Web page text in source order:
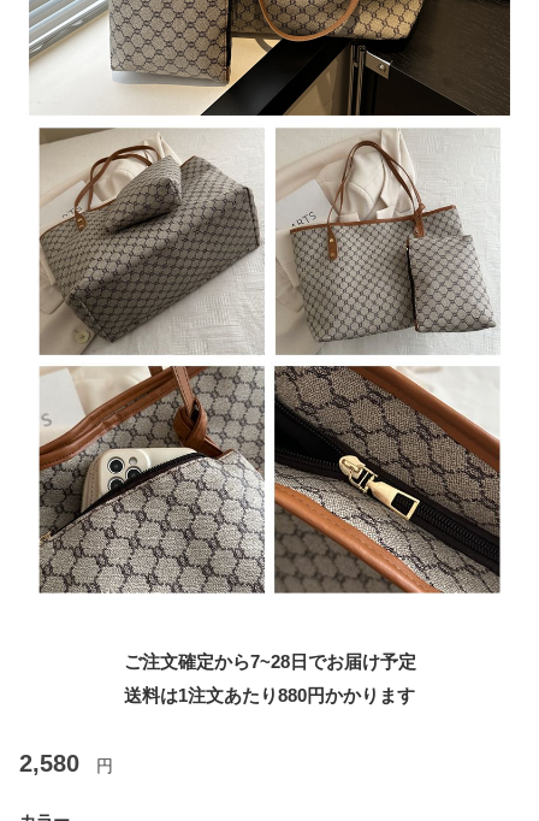
ご注文確定から7~28日でお届け予定
送料は1注文あたり880円かかります
2,580 円